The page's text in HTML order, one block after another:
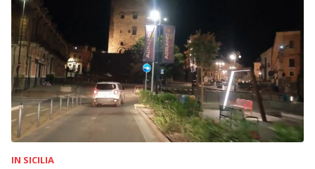
IN SICILIA